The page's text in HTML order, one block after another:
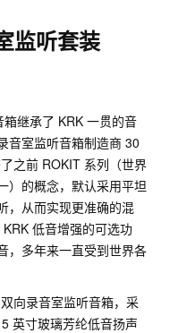
监听套装
继承了 KRK 一贯的音
音室监听音箱制造商 30
之前 ROKIT 系列（世界
）的概念，默认采用平坦
，从而实现更准确的混
低音增强的可选功
，多年来一直受到世界各
向录音室监听音箱，采
英寸玻璃芳纶低音扬声